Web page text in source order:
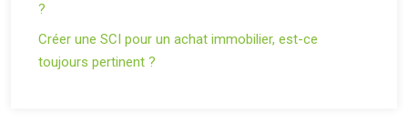
?
Créer une SCI pour un achat immobilier, est-ce
toujours pertinent ?